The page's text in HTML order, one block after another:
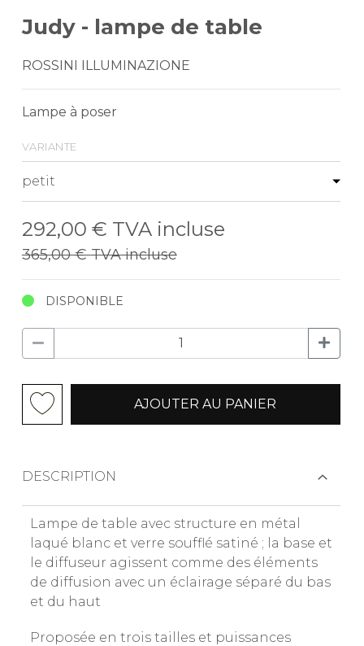
Judy - lampe de table
ROSSINI ILLUMINAZIONE
Lampe à poser
variante
292,00 € TVA incluse
365,00 €TVA incluse
DISPONIBLE
AJOUTER AU PANIER
DESCRIPTION
Lampe de table avec structure en métal
laqué blanc et verre soufflé satiné ; la base et
le diffuseur agissent comme des éléments
de diffusion avec un éclairage séparé du bas
et du haut
Proposée en trois tailles et puissances